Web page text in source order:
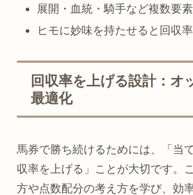
展開・血統・騎手など複数要
ヒモに妙味を持たせると回収
回収率を上げる設計：オ
最適化
馬券で勝ち続けるためには、「当
収率を上げる」ことが大切です。
方や点数配分の考え方を学び、効